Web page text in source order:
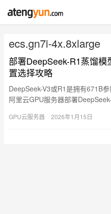
ecs.gn7i-4x.8xlarge
部署DeepSeek-R1蒸馏
置选择攻略
DeepSeek-V3或R1是拥有671B
阿里云GPU服务器部署
GPU云服务器 2026年1月15日